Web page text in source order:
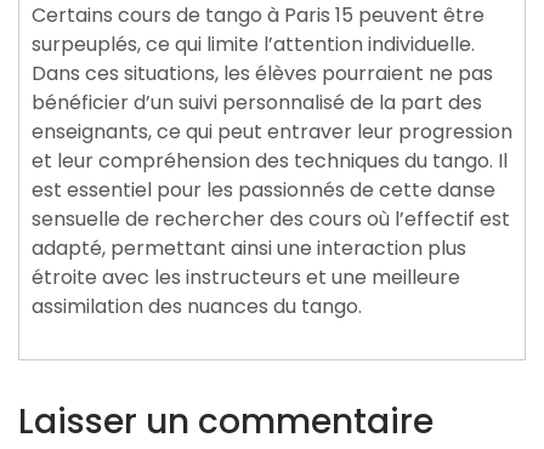
Certains cours de tango à Paris 15 peuvent être
surpeuplés, ce qui limite l’attention individuelle.
Dans ces situations, les élèves pourraient ne pas
bénéficier d’un suivi personnalisé de la part des
enseignants, ce qui peut entraver leur progression
et leur compréhension des techniques du tango. Il
est essentiel pour les passionnés de cette danse
sensuelle de rechercher des cours où l’effectif est
adapté, permettant ainsi une interaction plus
étroite avec les instructeurs et une meilleure
assimilation des nuances du tango.
Laisser un commentaire